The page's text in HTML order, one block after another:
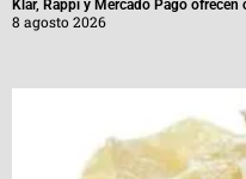
Klar, Rappi y Mercado Pago
8 agosto 2026